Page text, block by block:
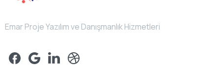
Emar Proje Yazılım ve Danışmanlık Hizmetleri